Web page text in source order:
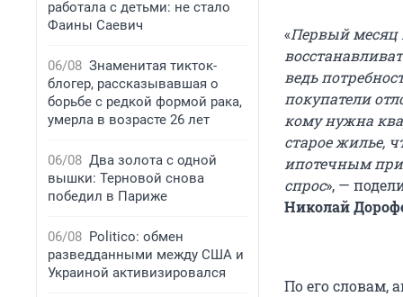
работала с детьми: не стало
Фаины Саевич
06/08 Знаменитая тикток-
блогер, рассказывавшая о
борьбе с редкой формой рака,
умерла в возрасте 26 лет
06/08 Два золота с одной
вышки: Терновой снова
победил в Париже
06/08 Politico: обмен
разведданными между США и
Украиной активизировался
«Первый месяц
ведь
покупатели
кому нужна
старое жилье,
ипотечным
спрос», —
Николай
По его словам,